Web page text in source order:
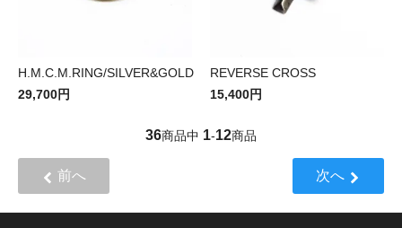
H.M.C.M.RING/SILVER&GOLD
29,700円
REVERSE CROSS
15,400円
36商品中 1-12商品
前へ 次へ